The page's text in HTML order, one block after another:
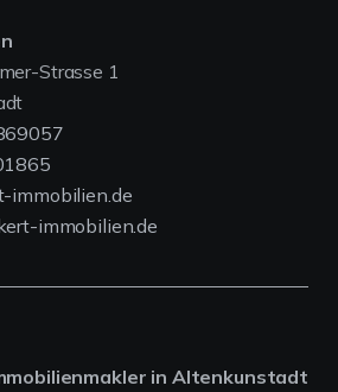
Strasse 1
immobilien.de
immobilien.de
in Altenkunstadt